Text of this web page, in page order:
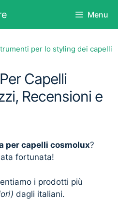
Menu
per lo styling dei capelli
Capelli
Recensioni e
per capelli cosmolux?
fortunata!
i prodotti più
dagli italiani.